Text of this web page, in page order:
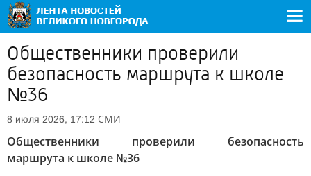
Общественники проверили
безопасность маршрута к школе
№36
8 июля 2026, 17:12 СМИ
Общественники проверили безопасность
маршрута к школе №36